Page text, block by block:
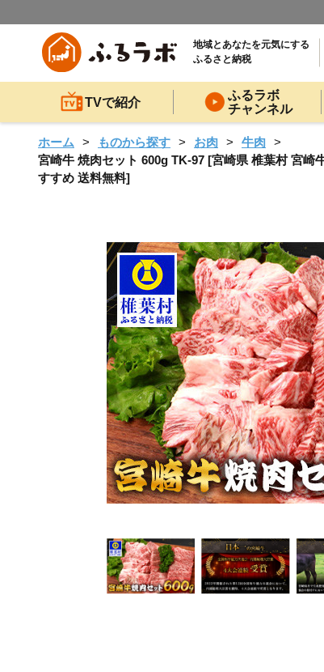
地域とあなたを元気にする
ふるさと納税
TVで紹介
ふるラボ
チャンネル
ホーム ものから探す お肉
牛肉
宮崎牛 焼肉セット 600g TK-97 [宮崎県 椎葉村 宮崎
すすめ 送料無料]